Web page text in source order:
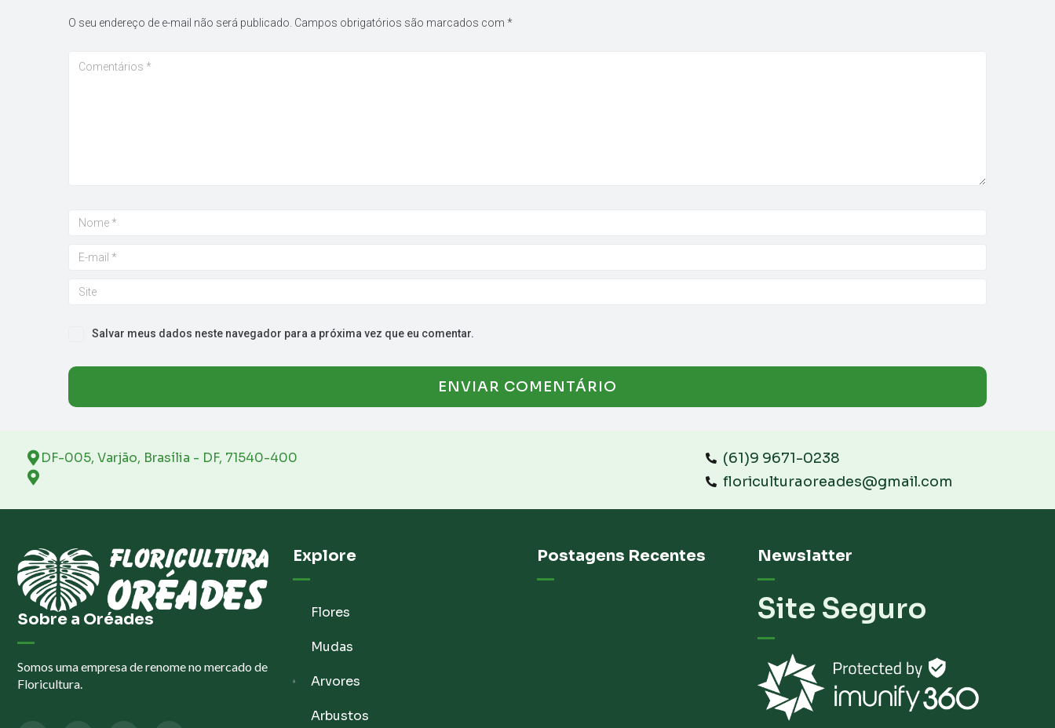
O seu endereço de e-mail não será publicado. Campos obrigatórios são marcados com *
Salvar meus dados neste navegador para a próxima vez que eu comentar.
DF-005, Varjão, Brasília - DF, 71540-400
(61)9 9671-0238
floriculturaoreades@gmail.com
Sobre a Oréades
Somos uma empresa de renome no mercado de
Floricultura.
Explore
Flores
Mudas
Arvores
Arbustos
Postagens Recentes Newslatter
Site Seguro